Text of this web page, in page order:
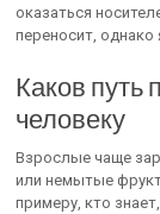
оказаться
переносит, однако
Каков путь
человеку
Взрослые чаще
или немытые
примеру, кто